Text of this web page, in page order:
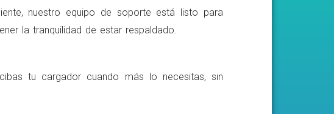
nuestro equipo de soporte está listo para
la tranquilidad de estar respaldado.
tu cargador cuando más lo necesitas, sin